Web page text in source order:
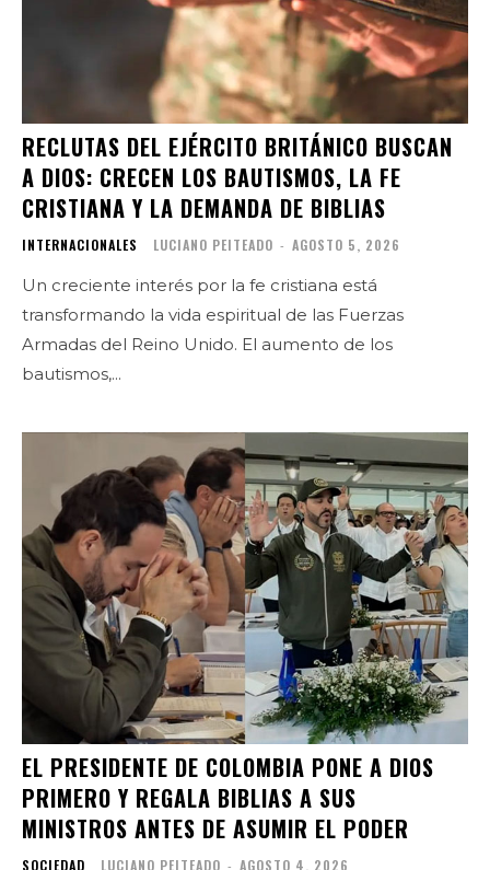
RECLUTAS DEL EJÉRCITO BRITÁNICO BUSCAN
A DIOS: CRECEN LOS BAUTISMOS, LA FE
CRISTIANA Y LA DEMANDA DE BIBLIAS
INTERNACIONALES LUCIANO PEITEADO - AGOSTO 5, 2026
Un creciente interés por la fe cristiana está
transformando la vida espiritual de las Fuerzas
Armadas del Reino Unido. El aumento de los
bautismos,...
EL PRESIDENTE DE COLOMBIA PONE A DIOS
PRIMERO Y REGALA BIBLIAS A SUS
MINISTROS ANTES DE ASUMIR EL PODER
SOCIEDAD LUCIANO PEITEADO - AGOSTO 4, 2026